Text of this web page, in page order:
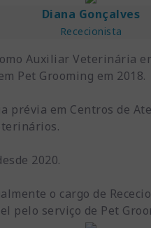
Diana Gonçalves
Rececionista
Auxiliar Veterinária
Pet Grooming em 2018.
prévia em Centros de
2020.
o cargo de
pelo serviço de Pet